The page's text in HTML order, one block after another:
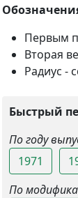
Первым
Вторая
Радиус -
Быстрый
По году
1971
По